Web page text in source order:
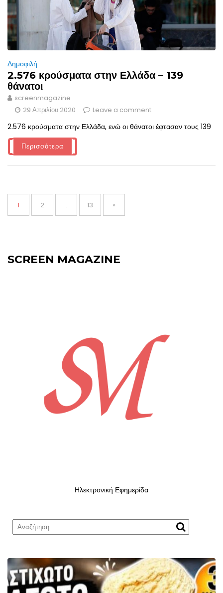
Δημοφιλή
2.576 κρούσματα στην Ελλάδα – 139
θάνατοι
screenmagazine
29 Απριλίου 2020
Leave a comment
2.576 κρούσματα στην Ελλάδα, ενώ οι θάνατοι έφτασαν τους 139
Περισσότερα
Σελιδοποίηση
άρθρων
Page
1 Page
2 … Page
13 »
SCREEN MAGAZINE
Ηλεκτρονική Εφημερίδα